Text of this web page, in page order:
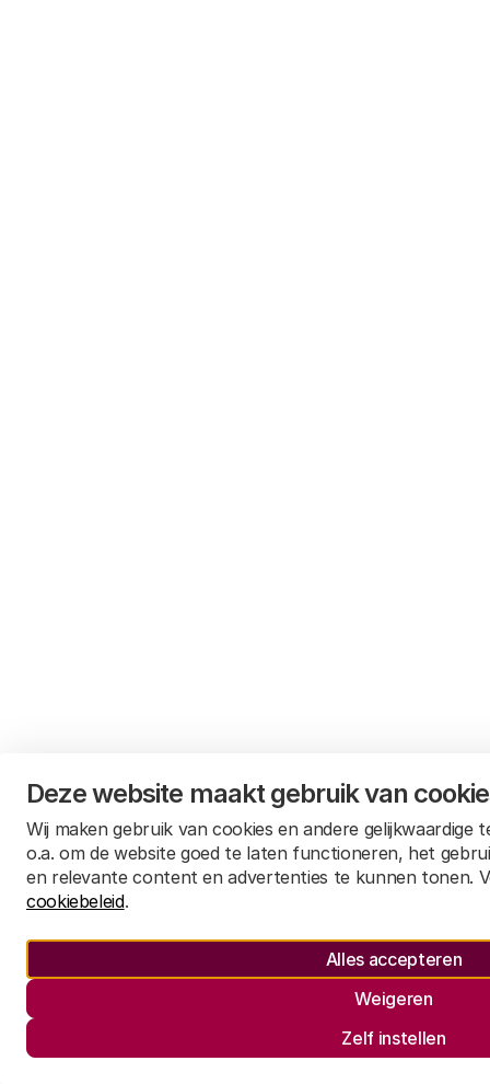
Deze website maakt gebruik van
Wij maken gebruik van cookies en andere gelijkwaardige
o.a. om de website goed te laten functioneren, het
en relevante content en advertenties te kunnen tonen.
cookiebeleid.
Alles accepteren
Weigeren
Zelf instellen